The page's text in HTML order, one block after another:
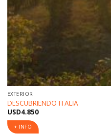
EXTERIOR
DESCUBRIENDO ITALIA
USD4.850
+ INFO